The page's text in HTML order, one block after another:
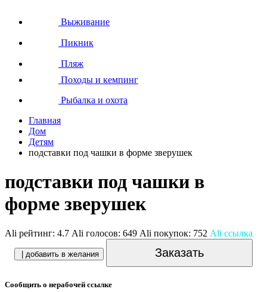
Выживание
Пикник
Пляж
Походы и кемпинг
Рыбалка и охота
Главная
Дом
Детям
подставки под чашки в форме зверушек
подставки под чашки в
форме зверушек
Ali рейтинг: 4.7 Ali голосов: 649 Ali покупок: 752 Ali ссылка
| добавить в желания Заказать
Сообщить о нерабочей ссылке